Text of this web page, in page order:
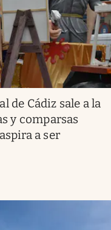
de Cádiz sale a la
y comparsas
a ser